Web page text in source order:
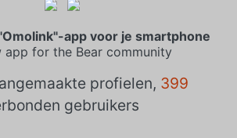
app voor je smartphone
app for the Bear community
profielen, 399
gebruikers